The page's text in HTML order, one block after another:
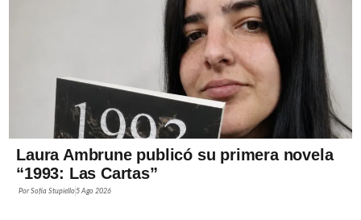
Laura Ambrune publicó su primera novela
“1993: Las Cartas”
PorSofía Stupiello5 Ago 2026